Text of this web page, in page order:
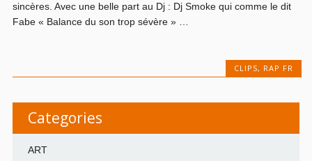
sincères. Avec une belle part au Dj : Dj Smoke qui comme le dit
Fabe « Balance du son trop sévère » …
CLIPS, RAP FR
Categories
ART